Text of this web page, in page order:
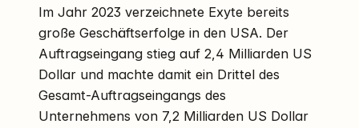
Im Jahr 2023 verzeichnete Exyte bereits
große Geschäftserfolge in den USA. Der
Auftragseingang stieg auf 2,4 Milliarden US
Dollar und machte damit ein Drittel des
Gesamt-Auftragseingangs des
Unternehmens von 7,2 Milliarden US Dollar